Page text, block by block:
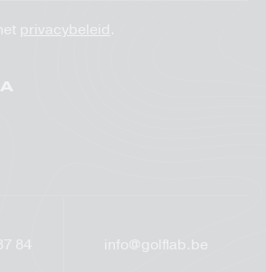
privacybeleid.
84 info@golflab.be